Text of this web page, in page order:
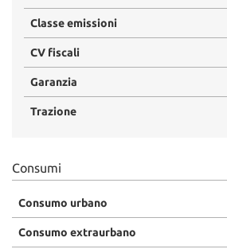
Classe emissioni
CV fiscali
Garanzia
Trazione
Consumi
Consumo urbano
Consumo extraurbano